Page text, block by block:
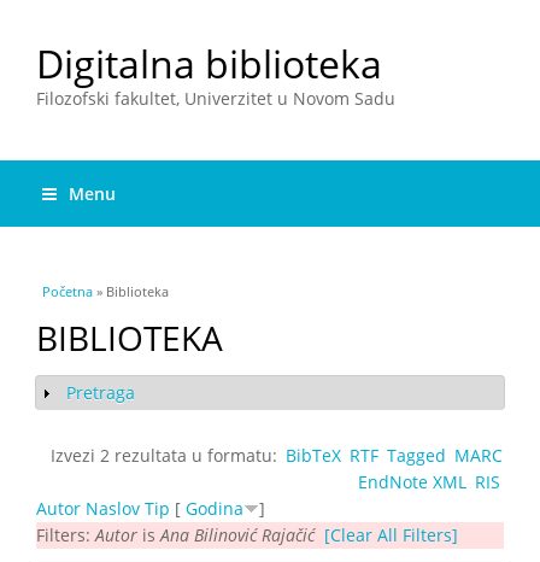
Digitalna biblioteka
Filozofski fakultet, Univerzitet u Novom Sadu
Menu
You are here
Početna » Biblioteka
BIBLIOTEKA
Show
Pretraga
Izvezi 2 rezultata u formatu: BibTeX RTF Tagged MARC
EndNote XML
RIS
Autor Naslov Tip [ Godina
]
Filters: Autor is Ana Bilinović Rajačić [Clear All Filters]